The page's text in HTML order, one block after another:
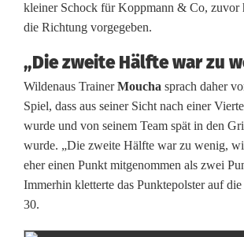
e
e
n
L
u
h
kleiner Schock für Koppmann & Co, zuvor
die Richtung vorgegeben.
„Die zweite Hälfte war zu
Wildenaus TrainerMoucha sprach daher
Spiel, dass aus seiner Sicht nach einer
wurde und von seinem Team spät in den
wurde. „Die zweite Hälfte war zu wenig,
eher einen Punkt mitgenommen als zwei
Immerhin kletterte das Punktepolster auf
30.